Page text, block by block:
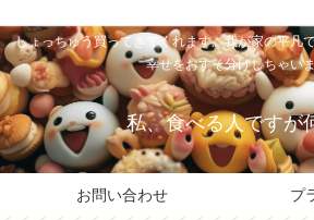
しょっちゅう買ってきてくれます。我が家の平凡
幸せをおすそ分けしちゃい
私、食べる人ですが
お問い合わせ プ